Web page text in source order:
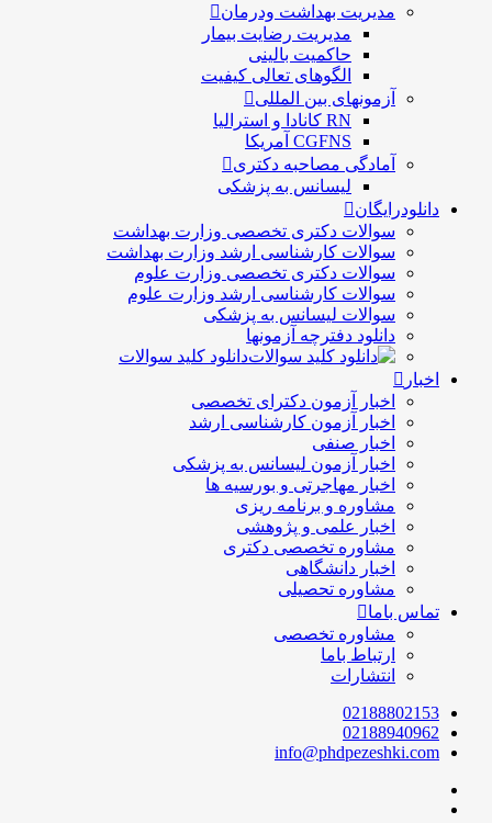
مدیریت بهداشت ودرمان
مديريت رضايت بيمار
حاكميت بالينی
الگوهای تعالی کيفيت
آزمونهای بین المللی
RN کانادا و استرالیا
CGFNS آمریکا
آمادگی مصاحبه دکتری
لیسانس به پزشکی
دانلودرایگان
سوالات دکتری تخصصی وزارت بهداشت
سوالات کارشناسی ارشد وزارت بهداشت
سوالات دکتری تخصصی وزارت علوم
سوالات کارشناسی ارشد وزارت علوم
سوالات لیسانس به پزشکی
دانلود دفترچه آزمونها
دانلود کلید سوالات
اخبار
اخبار آزمون دکترای تخصصی
اخبار آزمون کارشناسی ارشد
اخبار صنفی
اخبار آزمون لیسانس به پزشکی
اخبار مهاجرتی و بورسیه ها
مشاوره و برنامه ریزی
اخبار علمی و پژوهشی
مشاوره تخصصی دکتری
اخبار دانشگاهی
مشاوره تحصیلی
تماس باما
مشاوره تخصصی
ارتباط باما
انتشارات
02188802153
02188940962
info@phdpezeshki.com